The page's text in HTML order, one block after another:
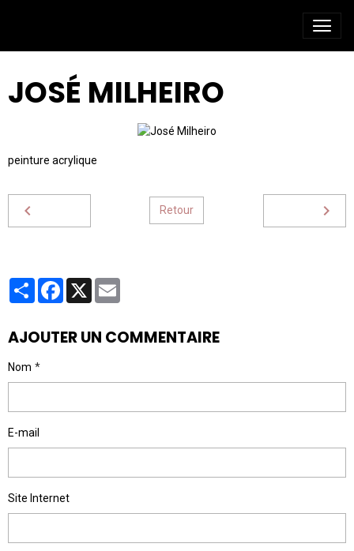
JOSÉ MILHEIRO
peinture acrylique
Retour
PartagerFacebook
X
AJOUTER UN COMMENTAIRE
Nom
E-mail
Site Internet